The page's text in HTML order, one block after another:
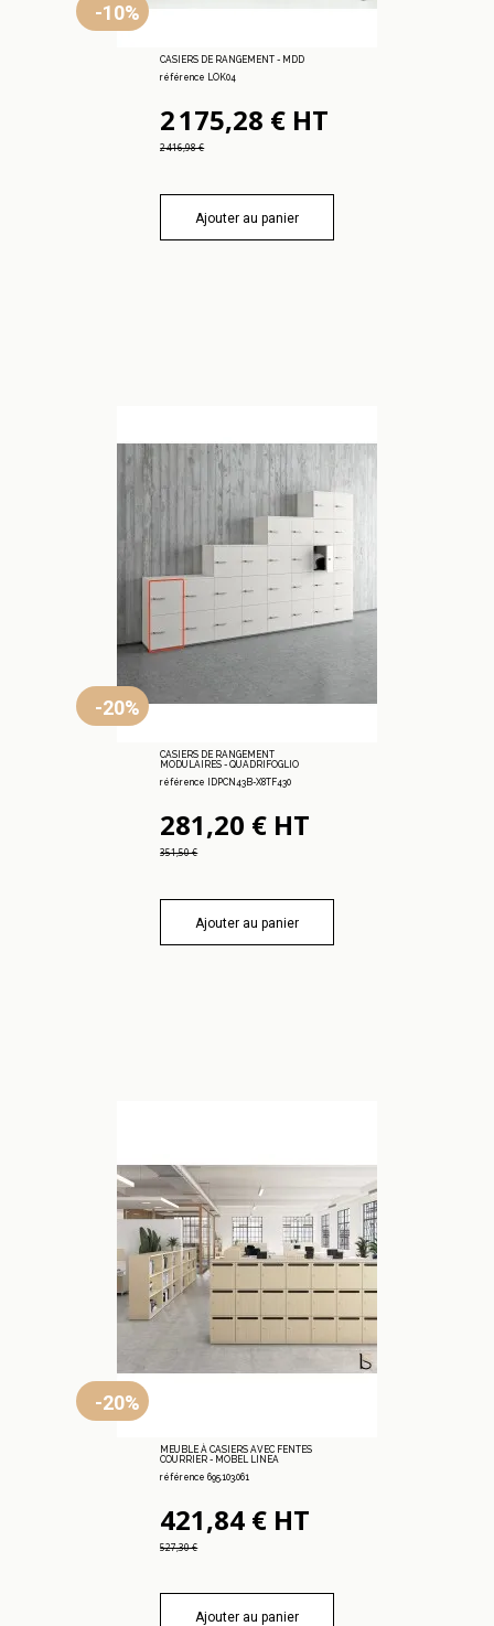
-10%
CASIERS DE RANGEMENT - MDD
référence LOK04
2 175,28 € HT
2 416,98 €
Ajouter au panier
-20%
CASIERS DE RANGEMENT
MODULAIRES - QUADRIFOGLIO
référence IDPCN43B-X8TF430
281,20 € HT
351,50 €
Ajouter au panier
-20%
MEUBLE À CASIERS AVEC FENTES
COURRIER - MOBEL LINEA
référence 695.103.061
421,84 € HT
527,30 €
Ajouter au panier